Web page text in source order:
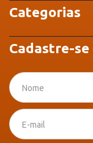
Categorias
Cadastre-se